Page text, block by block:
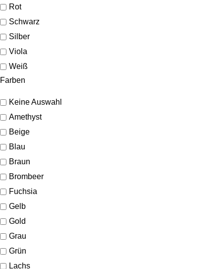
Rot
Schwarz
Silber
Viola
Weiß
Farben
Keine Auswahl
Amethyst
Beige
Blau
Braun
Brombeer
Fuchsia
Gelb
Gold
Grau
Grün
Lachs